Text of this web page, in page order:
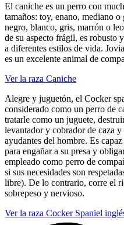
El caniche es un perro con
tamaños: toy, enano, mediano
negro, blanco, gris, marrón o
de su aspecto frágil, es robusto
a diferentes estilos de vida.
es un excelente animal de
Ver la raza Caniche
Alegre y juguetón, el Cocker
considerado como un perro de
tratarle como un juguete,
levantador y cobrador de caza
ayudantes del hombre. Es
para engañar a su presa y
empleado como perro de
si sus necesidades son
libre). De lo contrario, corre el
sobrepeso y nervioso.
Ver la raza Cocker Spaniel